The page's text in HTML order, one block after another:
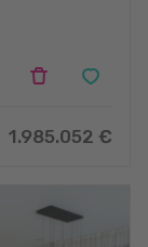
1.985.052 €